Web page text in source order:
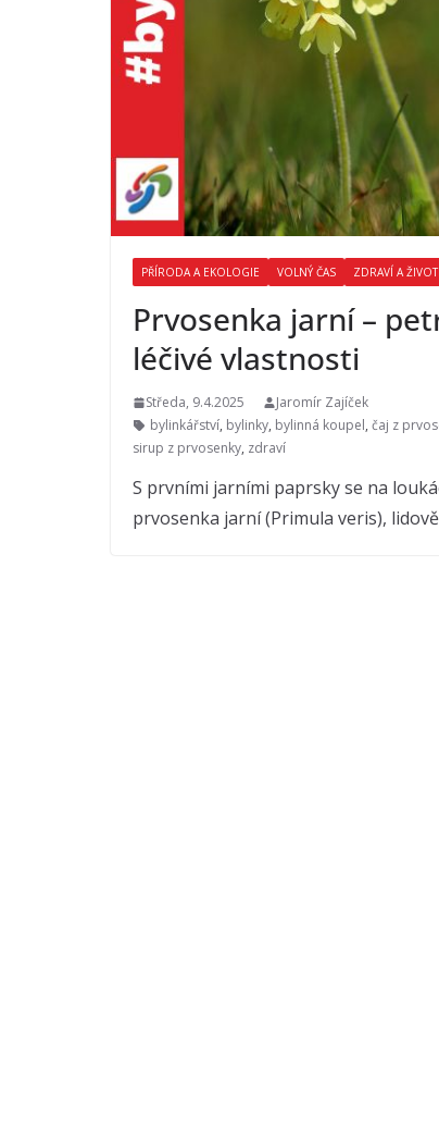
PŘÍRODA A EKOLOGIE VOLNÝ ČAS ZDRAVÍ A
Prvosenka jarní –
léčivé vlastnosti
Středa, 9.4.2025
Jaromír Zajíček
bylinkářství, bylinky, bylinná koupel, čaj z
sirup z prvosenky, zdraví
S prvními jarními paprsky se na
prvosenka jarní (Primula veris),